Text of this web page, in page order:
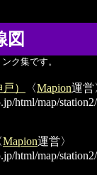
図
ク集です。
） 〈Mapion運営
html/map/
Mapion運営〉
html/map/